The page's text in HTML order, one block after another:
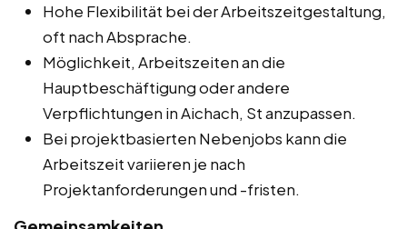
Hohe Flexibilität bei der Arbeitszeitgestaltung,
oft nach Absprache.
Möglichkeit, Arbeitszeiten an die
Hauptbeschäftigung oder andere
Verpflichtungen in Aichach, St anzupassen.
Bei projektbasierten Nebenjobs kann die
Arbeitszeit variieren je nach
Projektanforderungen und -fristen.